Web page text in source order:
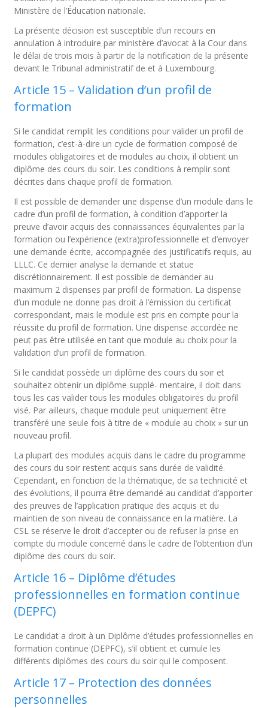
Ministère de l’Éducation nationale.
La présente décision est susceptible d’un recours en
annulation à introduire par ministère d’avocat à la Cour dans
le délai de trois mois à partir de la notification de la présente
devant le Tribunal administratif de et à Luxembourg.
Article 15 – Validation d’un profil de
formation
Si le candidat remplit les conditions pour valider un profil de
formation, c’est-à-dire un cycle de formation composé de
modules obligatoires et de modules au choix, il obtient un
diplôme des cours du soir. Les conditions à remplir sont
décrites dans chaque profil de formation.
Il est possible de demander une dispense d’un module dans le
cadre d’un profil de formation, à condition d’apporter la
preuve d’avoir acquis des connaissances équivalentes par la
formation ou l’expérience (extra)professionnelle et d’envoyer
une demande écrite, accompagnée des justificatifs requis, au
LLLC. Ce dernier analyse la demande et statue
discrétionnairement. Il est possible de demander au
maximum 2 dispenses par profil de formation. La dispense
d’un module ne donne pas droit à l’émission du certificat
correspondant, mais le module est pris en compte pour la
réussite du profil de formation. Une dispense accordée ne
peut pas être utilisée en tant que module au choix pour la
validation d’un profil de formation.
Si le candidat possède un diplôme des cours du soir et
souhaitez obtenir un diplôme supplé- mentaire, il doit dans
tous les cas valider tous les modules obligatoires du profil
visé. Par ailleurs, chaque module peut uniquement être
transféré une seule fois à titre de « module au choix » sur un
nouveau profil.
La plupart des modules acquis dans le cadre du programme
des cours du soir restent acquis sans durée de validité.
Cependant, en fonction de la thématique, de sa technicité et
des évolutions, il pourra être demandé au candidat d’apporter
des preuves de l’application pratique des acquis et du
maintien de son niveau de connaissance en la matière. La
CSL se réserve le droit d’accepter ou de refuser la prise en
compte du module concerné dans le cadre de l’obtention d’un
diplôme des cours du soir.
Article 16 – Diplôme d’études
professionnelles en formation continue
(DEPFC)
Le candidat a droit à un Diplôme d’études professionnelles en
formation continue (DEPFC), s’il obtient et cumule les
différents diplômes des cours du soir qui le composent.
Article 17 – Protection des données
personnelles